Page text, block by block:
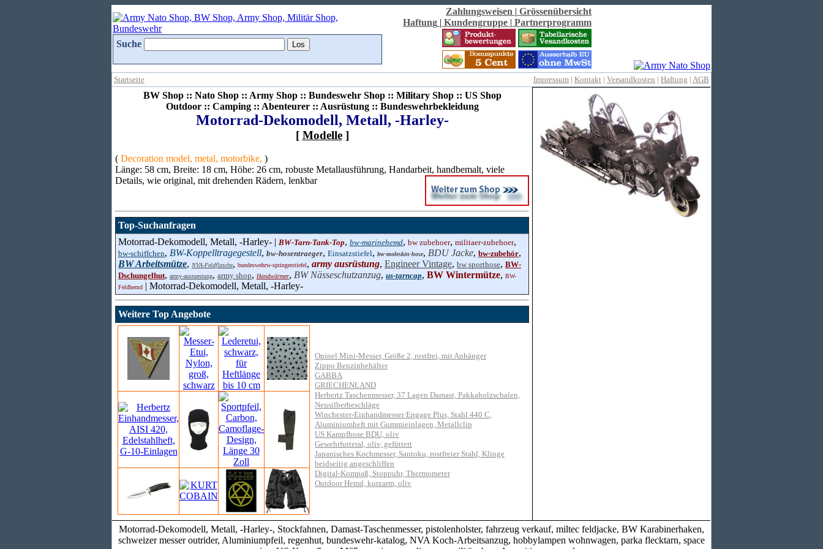
Suche
Zahlungsweisen | Grössenübersicht
Haftung | Kundengruppe | Partnerprogramm
Startseite Impressum | Kontakt | Versandkosten | Haftung | AGB
BW Shop :: Nato Shop :: Army Shop :: Bundeswehr Shop :: Military Shop :: US Shop
Outdoor :: Camping :: Abenteurer :: Ausrüstung :: Bundeswehrbekleidung
Motorrad-Dekomodell, Metall, -Harley-
[ Modelle]
( Decoration model, metal, motorbike, )
Länge: 58 cm, Breite: 18 cm, Höhe: 26 cm, robuste Metallausführung, Handarbeit, handbemalt, viele
Details, wie original, mit drehenden Rädern, lenkbar
Top-Suchanfragen
Motorrad-Dekomodell, Metall, -Harley- | BW-Tarn-Tank-Top, bw-marinehemd, bw zubehoer, militaer-zubehoer,
bw-schiffchen, BW-Koppelltragegestell, bw-hosentraeger, Einsatzstiefel, bw-moleskin-hose, BDU Jacke, bw-zubehör,
BW Arbeitsmütze, NVA-Feldflasche, bundeswehrw-springerstiefel, army ausrüstung, Engineer Vintage, bw sporthose, BW-
Dschungelhut, army-ausruestung, army shop, Handwärmer, BW Nässeschutzanzug, us-tarncap, BW Wintermütze, BW-
Feldhemd | Motorrad-Dekomodell, Metall, -Harley-
Weitere Top Angebote
Opinel Mini-Messer, Größe 2, rostfrei, mit Anhänger
Zippo Benzinbehälter
GABBA
GRIECHENLAND
Herbertz Taschenmesser, 37 Lagen Damast, Pakkaholzschalen,
Neusilberbeschläge
Winchester-Einhandmesser Engage Plus, Stahl 440 C,
Aluminiumheft mit Gummieinlagen, Metallclip
US Kampfhose BDU, oliv
Gewehrfutteral, oliv, gefüttert
Japanisches Kochmesser, Santoku, rostfreier Stahl, Klinge
beidseitig angeschliffen
Digital-Kompaß, Stoppuhr, Thermometer
Outdoor Hemd, kurzarm, oliv
Motorrad-Dekomodell, Metall, -Harley-, Stockfahnen, Damast-Taschenmesser, pistolenholster, fahrzeug verkauf, miltec feldjacke, BW Karabinerhaken,
schweizer messer outrider, Aluminiumpfeil, regenhut, bundeswehr-katalog, NVA Koch-Arbeitsanzug, hobbylampen wohnwagen, parka flecktarn, space